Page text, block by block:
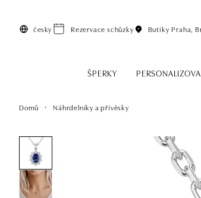
česky Rezervace schůzky Butiky Praha,
ŠPERKY
Domů Náhrdelníky a přívěsky